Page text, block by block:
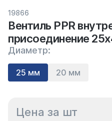
19866
Вентиль PPR
присоединение
Диаметр:
25 мм 20 мм
Цена за шт